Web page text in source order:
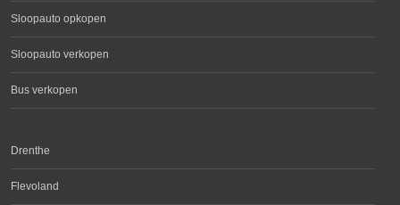
Sloopauto opkopen
Sloopauto verkopen
Bus verkopen
Drenthe
Flevoland